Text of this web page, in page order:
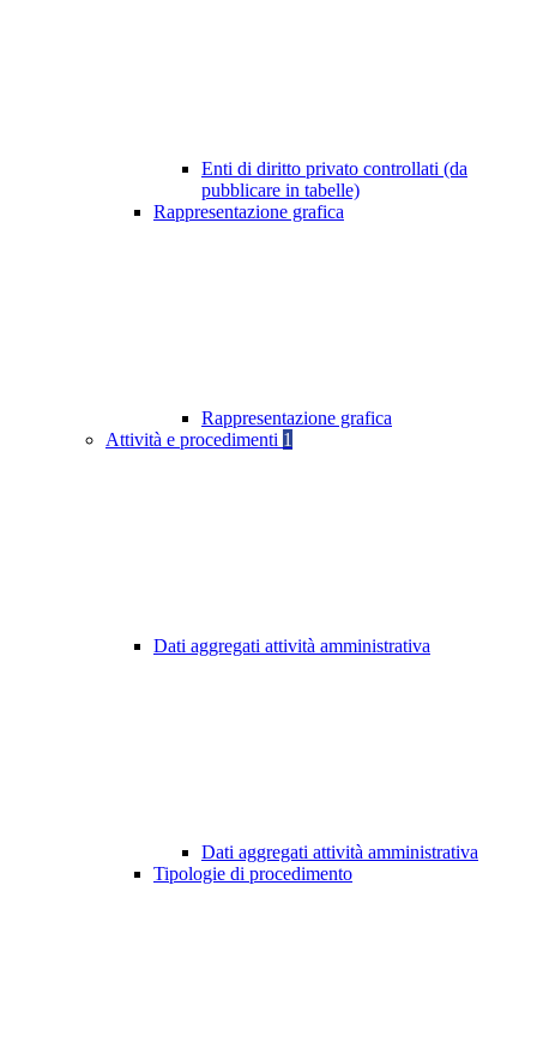
Enti di diritto privato controllati (da
pubblicare in tabelle)
Rappresentazione grafica
Rappresentazione grafica
Attività e procedimenti 1
Dati aggregati attività amministrativa
Dati aggregati attività amministrativa
Tipologie di procedimento